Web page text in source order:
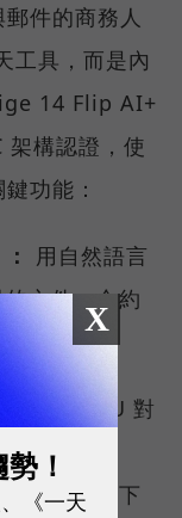
件的商務人
工具，而是內
14 Flip AI+
構認證，使
功能：
用自然語言
文件、合約
過地端 NPU 對
按下快捷
預測你的下
X
！
《一天